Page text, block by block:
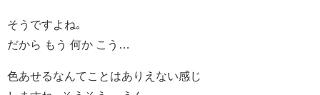
そうですよね｡
だから もう 何か こう…
色あせるなんてことはありえない感じ